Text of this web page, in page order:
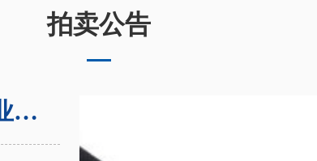
拍卖公告
2026年7月27日福建省仙游县九仙林业有限公司债权资产